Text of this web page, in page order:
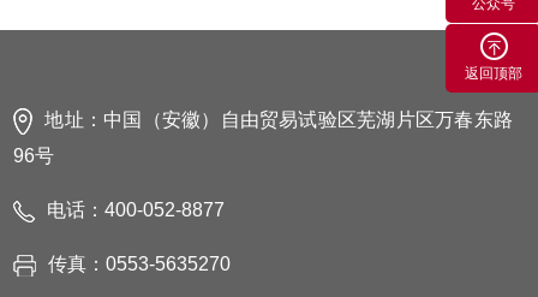
地址：中国（安徽）自由贸易试验区芜湖片区万春东路
96号
电话：400-052-8877
传真：0553-5635270
公众号
返回顶部